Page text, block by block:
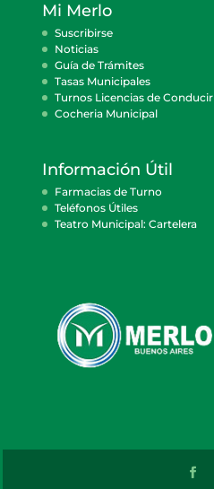
Mi Merlo
Suscribirse
Noticias
Guía de Trámites
Tasas Municipales
Turnos Licencias de Conducir
Cocheria Municipal
Información Útil
Farmacias de Turno
Teléfonos Útiles
Teatro Municipal: Cartelera